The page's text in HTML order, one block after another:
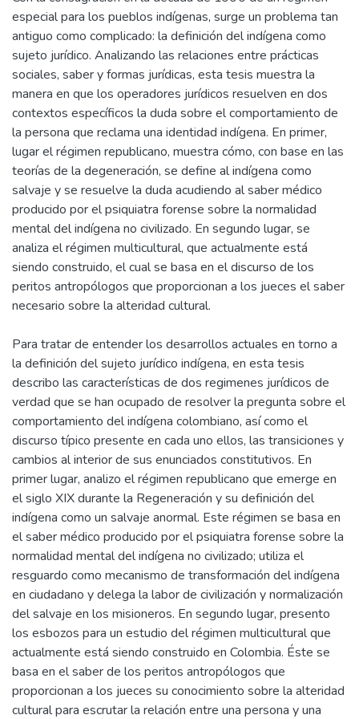
especial para los pueblos indígenas, surge un problema tan
antiguo como complicado: la definición del indígena como
sujeto jurídico. Analizando las relaciones entre prácticas
sociales, saber y formas jurídicas, esta tesis muestra la
manera en que los operadores jurídicos resuelven en dos
contextos específicos la duda sobre el comportamiento de
la persona que reclama una identidad indígena. En primer,
lugar el régimen republicano, muestra cómo, con base en las
teorías de la degeneración, se define al indígena como
salvaje y se resuelve la duda acudiendo al saber médico
producido por el psiquiatra forense sobre la normalidad
mental del indígena no civilizado. En segundo lugar, se
analiza el régimen multicultural, que actualmente está
siendo construido, el cual se basa en el discurso de los
peritos antropólogos que proporcionan a los jueces el saber
necesario sobre la alteridad cultural.
Para tratar de entender los desarrollos actuales en torno a
la definición del sujeto jurídico indígena, en esta tesis
describo las características de dos regimenes jurídicos de
verdad que se han ocupado de resolver la pregunta sobre el
comportamiento del indígena colombiano, así como el
discurso típico presente en cada uno ellos, las transiciones y
cambios al interior de sus enunciados constitutivos. En
primer lugar, analizo el régimen republicano que emerge en
el siglo XIX durante la Regeneración y su definición del
indígena como un salvaje anormal. Este régimen se basa en
el saber médico producido por el psiquiatra forense sobre la
normalidad mental del indígena no civilizado; utiliza el
resguardo como mecanismo de transformación del indígena
en ciudadano y delega la labor de civilización y normalización
del salvaje en los misioneros. En segundo lugar, presento
los esbozos para un estudio del régimen multicultural que
actualmente está siendo construido en Colombia. Éste se
basa en el saber de los peritos antropólogos que
proporcionan a los jueces su conocimiento sobre la alteridad
cultural para escrutar la relación entre una persona y una